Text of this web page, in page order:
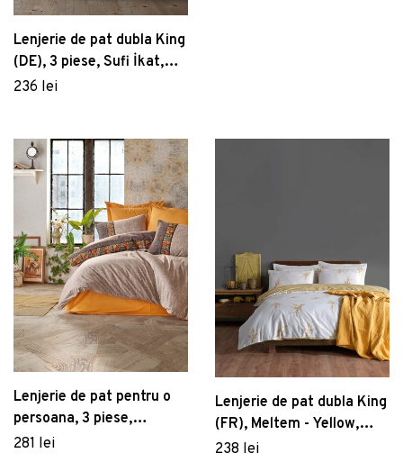
Lenjerie de pat dubla King
(DE), 3 piese, Sufi İkat,
Primacasa by Türkiz,
236 lei
Lenjerie de pat pentru o
persoana, 3 piese,
160x220 cm, 100%
281 lei
Lenjerie de pat dubla King
(FR), Meltem - Yellow,
Primacasa by Türkiz,
238 lei